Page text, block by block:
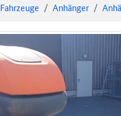
Fahrzeuge Anhänger